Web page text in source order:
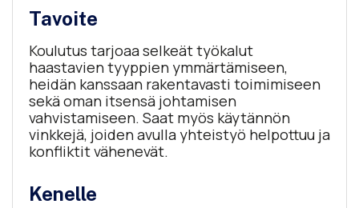
Tavoite
Koulutus tarjoaa selkeät työkalut
haastavien tyyppien ymmärtämiseen,
heidän kanssaan rakentavasti toimimiseen
sekä oman itsensä johtamisen
vahvistamiseen. Saat myös käytännön
vinkkejä, joiden avulla yhteistyö helpottuu ja
konfliktit vähenevät.
Kenelle